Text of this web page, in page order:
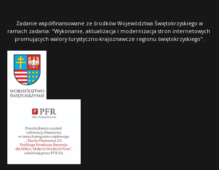
Zadanie współfinansowane ze środków Województwa Świętokrzyskiego w
ramach zadania: "Wykonanie, aktualizacja i modernizacja stron internetowych
promujących walory turystyczno-krajoznawcze regionu świętokrzyskiego".